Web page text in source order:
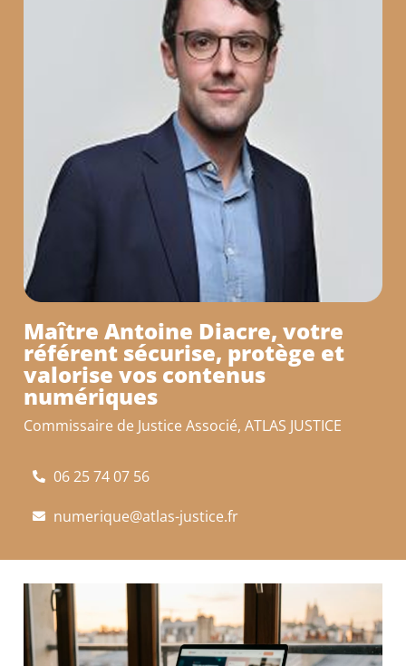
Maître Antoine Diacre, votre
référent sécurise, protège et
valorise vos contenus
numériques
Commissaire de Justice Associé, ATLAS JUSTICE
06 25 74 07 56
numerique@atlas-justice.fr